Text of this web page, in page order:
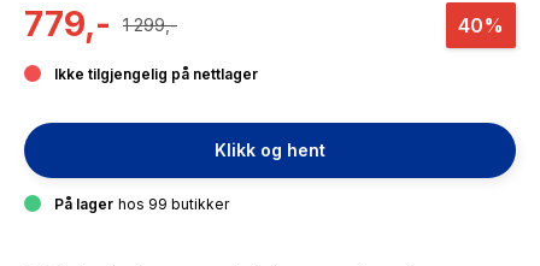
rating
779,- 1 299,- 40%
Ikke tilgjengelig på nettlager
Klikk og hent
På lager hos 99 butikker